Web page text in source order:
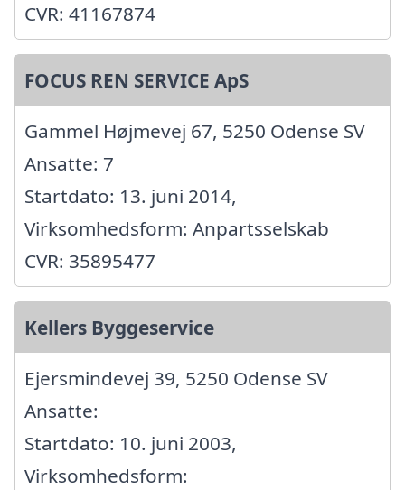
CVR: 41167874
FOCUS REN SERVICE ApS
Gammel Højmevej 67, 5250 Odense SV
Ansatte: 7
Startdato: 13. juni 2014,
Virksomhedsform: Anpartsselskab
CVR: 35895477
Kellers Byggeservice
Ejersmindevej 39, 5250 Odense SV
Ansatte:
Startdato: 10. juni 2003,
Virksomhedsform: